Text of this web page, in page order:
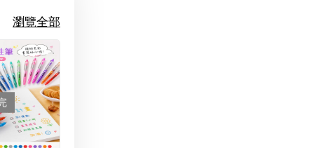
瀏覽全部